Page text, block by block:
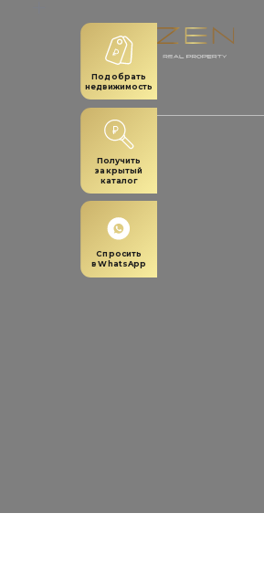
Подобрать
недвижимость
Получить
закрытый
каталог
Спросить
в WhatsApp